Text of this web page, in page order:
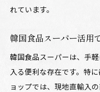
れています。
韓国食品スーパー活用
韓国食品スーパーは、手
入る便利な存在です。特
ョップでは、現地直輸入